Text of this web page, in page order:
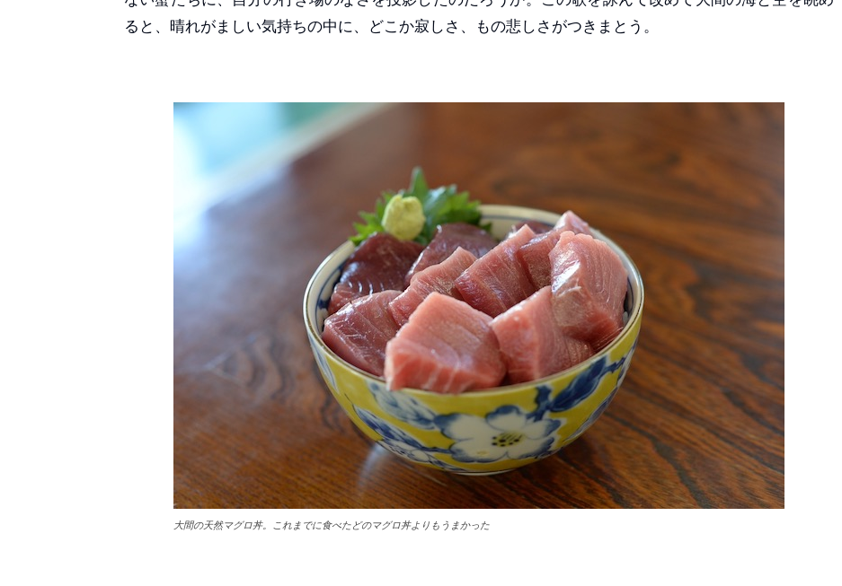
ると、晴れがましい気持ちの中に、どこか寂しさ、もの悲しさがつきまとう。
大間の天然マグロ丼。これまでに食べたどのマグロ丼よりもうまかった